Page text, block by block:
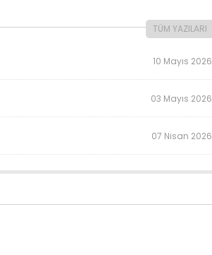
TÜM YAZILARI
10 Mayıs 2026
03 Mayıs 2026
07 Nisan 2026